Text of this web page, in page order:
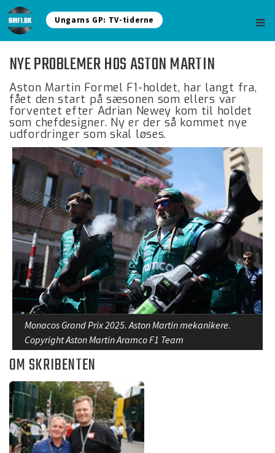
Ungarns GP: TV-tiderne
NYE PROBLEMER HOS ASTON MARTIN
Aston Martin Formel F1-holdet, har langt fra,
fået den start på sæsonen som ellers var
forventet efter Adrian Newey kom til holdet
som chefdesigner. Ny er der så kommet nye
udfordringer som skal løses.
Monacos Grand Prix 2025. Aston Martin mekanikere.
Copyright Aston Martin Aramco F1 Team
OM SKRIBENTEN